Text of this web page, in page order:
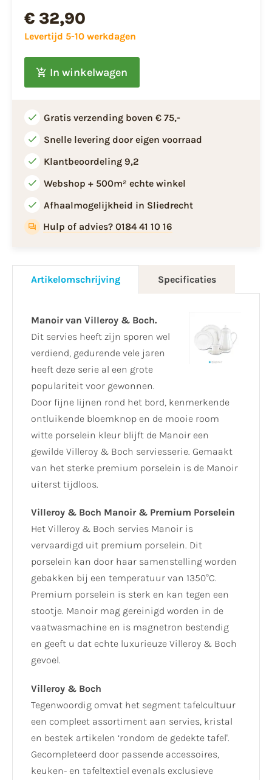
€ 32,90
Levertijd 5-10 werkdagen
In winkelwagen
Gratis verzending boven € 75,-
Snelle levering door eigen voorraad
Klantbeoordeling 9,2
Webshop + 500m² echte winkel
Afhaalmogelijkheid in Sliedrecht
Hulp of advies? 0184 41 10 16
Artikelomschrijving Specificaties
Manoir van Villeroy & Boch.
Dit servies heeft zijn sporen wel
verdiend, gedurende vele jaren
heeft deze serie al een grote
populariteit voor gewonnen.
Door fijne lijnen rond het bord, kenmerkende
ontluikende bloemknop en de mooie room
witte porselein kleur blijft de Manoir een
gewilde Villeroy & Boch serviesserie. Gemaakt
van het sterke premium porselein is de Manoir
uiterst tijdloos.
Villeroy & Boch Manoir & Premium Porselein
Het Villeroy & Boch servies Manoir is
vervaardigd uit premium porselein. Dit
porselein kan door haar samenstelling worden
gebakken bij een temperatuur van 1350°C.
Premium porselein is sterk en kan tegen een
stootje. Manoir mag gereinigd worden in de
vaatwasmachine en is magnetron bestendig
en geeft u dat echte luxurieuze Villeroy & Boch
gevoel.
Villeroy & Boch
Tegenwoordig omvat het segment tafelcultuur
een compleet assortiment aan servies, kristal
en bestek artikelen ‘rondom de gedekte tafel'.
Gecompleteerd door passende accessoires,
keuken- en tafeltextiel evenals exclusieve